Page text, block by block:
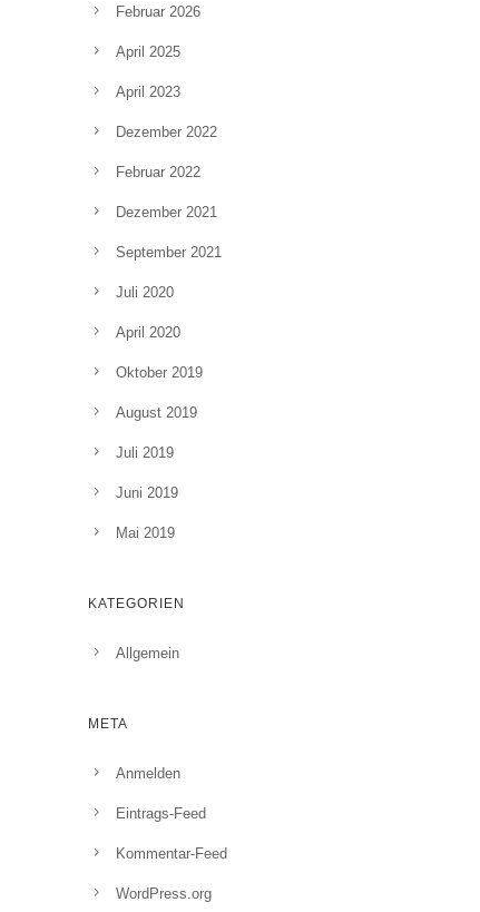
Februar 2026
April 2025
April 2023
Dezember 2022
Februar 2022
Dezember 2021
September 2021
Juli 2020
April 2020
Oktober 2019
August 2019
Juli 2019
Juni 2019
Mai 2019
KATEGORIEN
Allgemein
META
Anmelden
Eintrags-Feed
Kommentar-Feed
WordPress.org